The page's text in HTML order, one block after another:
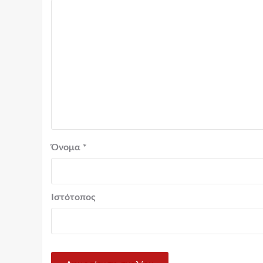
Όνομα *
Ιστότοπος